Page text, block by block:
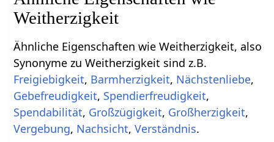
Weitherzigkeit
Ähnliche Eigenschaften wie Weitherzigkeit, also
Synonyme zu Weitherzigkeit sind z.B.
Freigiebigkeit, Barmherzigkeit, Nächstenliebe,
Gebefreudigkeit, Spendierfreudigkeit,
Spendabilität, Großzügigkeit, Großherzigkeit,
Vergebung, Nachsicht,Verständnis.